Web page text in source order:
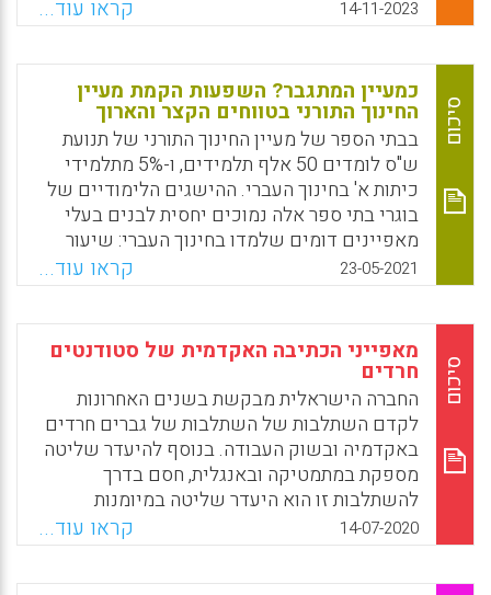
מובנה מתוך מבט לאחור על אירועים וחוויות
בעברם. מניתוח הראיונות עולות שלוש חוויות
מרכזיות: הגירה, החרגת המנטליות המזרחית והדרת
המורשת התורנית המזרחית
WhatsApp
Facebook
Email
X
14-11-2023 קראו עוד...
סיכום
כמעיין המתגבר? השפעות הקמת מעיין
החינוך התורני בטווחים הקצר והארוך
בבתי הספר של מעיין החינוך התורני של תנועת
ש"ס לומדים 50 אלף תלמידים, ו-5% מתלמידי
כיתות א' בחינוך העברי. ההישגים הלימודיים של
בוגרי בתי ספר אלה נמוכים יחסית לבנים בעלי
מאפיינים דומים שלמדו בחינוך העברי: שיעור
הנשירה גבוה יותר ב-10 נקודות האחוז; שיעור
הניגשים לבגרות נמוך יותר ב-24 נקודות האחוז;
שיעור הזכאים לבגרות נמוך ב-15 נקודות האחוז;
שיעור התעסוקה של הגברים בוגרי הרשת היה
נמוך ב-14 נקודות האחוז; שכרם נמוך בקרוב
לחמישית.
WhatsApp
Facebook
Email
X
23-05-2021 קראו עוד...
סיכום
מאפייני הכתיבה האקדמית של סטודנטים
חרדים
החברה הישראלית מבקשת בשנים האחרונות
לקדם השתלבות של השתלבות של גברים חרדים
באקדמיה ובשוק העבודה. בנוסף להיעדר שליטה
מספקת במתמטיקה ובאנגלית, חסם בדרך
להשתלבות זו הוא היעדר שליטה במיומנות
הכתיבה העיונית בעברית. זאת, מפני שהכתיבה
בישיבה שונה במאפייניה מהכתיבה העיונית
הנדרשת באקדמיה. מחקר זה מתאר את מאפייני
14-07-2020 קראו עוד...